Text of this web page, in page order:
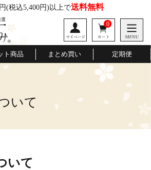
(税込5,400円)以上で送料無料
0
ト商品 まとめ買い 定期便
いて
いて